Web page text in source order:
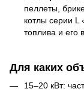
пеллеты,
котлы серии L
топлива и его
Для каких
15–20 кВт: